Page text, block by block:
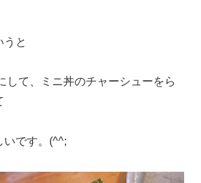
うと
して、ミニ丼のチャーシューをら
いです。(^^;